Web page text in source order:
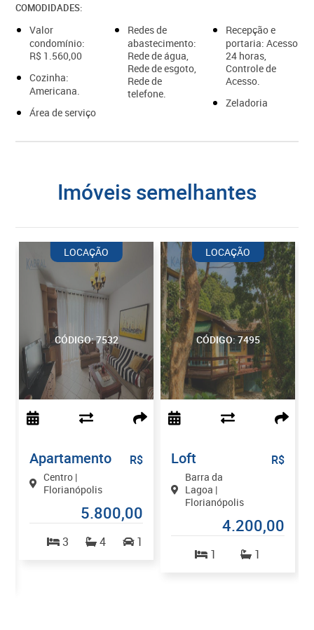
COMODIDADES:
Valor
condomínio:
R$ 1.560,00
Cozinha:
Americana.
Área de serviço
Redes de
abastecimento:
Rede de água,
Rede de esgoto,
Rede de
telefone.
Recepção e
portaria: Acesso
24 horas,
Controle de
Acesso.
Zeladoria
imóveis semelhantes
CÓDIGO: 7532
LOCAÇÃO
Apartamento
Centro |
Florianópolis
R$
5.800,00
3 4 1
CÓDIGO: 7495
LOCAÇÃO
Loft
Barra da
Lagoa |
Florianópolis
R$
4.200,00
1
1